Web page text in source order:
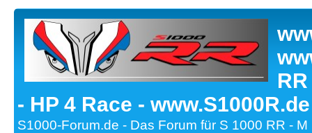
- HP 4 Race -
S1000-Forum.de - Das Forum für S 1000 RR -